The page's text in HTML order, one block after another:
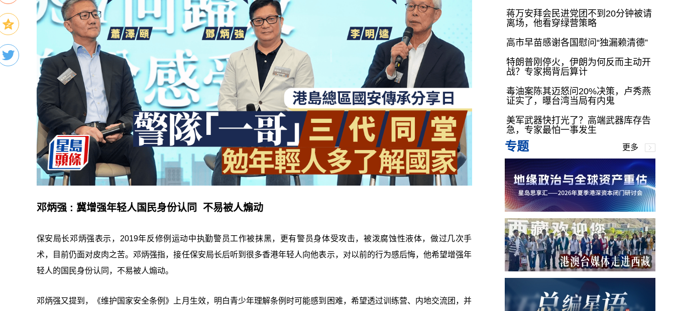
邓炳强 : 冀增强年轻人国民身份认同 不易被人煽动
保安局长邓炳强表示，2019年反修例运动中执勤警员工作被抹黑，更有警员身体受攻击，被泼腐蚀性液体，做过几次手
术，目前仍面对皮肉之苦。邓炳强指，接任保安局长后听到很多香港年轻人向他表示，对以前的行为感后悔，他希望增强年
轻人的国民身份认同，不易被人煽动。
邓炳强又提到，《维护国家安全条例》上月生效，明白青少年理解条例时可能感到困难，希望透过训练营、内地交流团，并
蒋万安拜会民进党团不到20分钟被请
离场，他看穿绿营策略
高市早苗感谢各国慰问“独漏赖清德”
特朗普刚停火，伊朗为何反而主动开
战？专家揭背后算计
毒油案陈其迈怒问20%决策，卢秀燕
证实了，曝台湾当局有内鬼
美军武器快打光了？高端武器库存告
急，专家最怕一事发生
专题 更多